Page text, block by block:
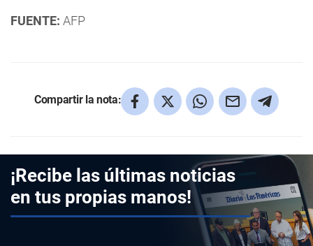
FUENTE: AFP
Compartir la nota:
¡Recibe las últimas noticias
en tus propias manos!